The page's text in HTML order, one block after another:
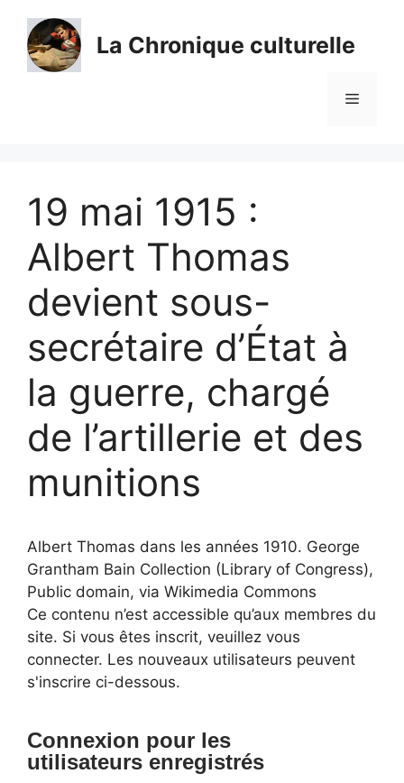
contenu
La Chronique culturelle
Menu
19 mai 1915 :
Albert Thomas
devient sous-
secrétaire d’État à
la guerre, chargé
de l’artillerie et des
munitions
Albert Thomas dans les années 1910. George
Grantham Bain Collection (Library of Congress),
Public domain, via Wikimedia Commons
Ce contenu n’est accessible qu’aux membres du
site. Si vous êtes inscrit, veuillez vous
connecter. Les nouveaux utilisateurs peuvent
s'inscrire ci-dessous.
Connexion pour les
utilisateurs enregistrés